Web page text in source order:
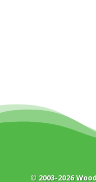
© 2003-2026